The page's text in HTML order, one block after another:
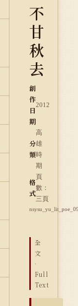
不
甘
秋
去
創
作
日
期
2012
分
類
高
雄
時
期
格
式
頁
數：
三頁
全
文
·
Full
Text